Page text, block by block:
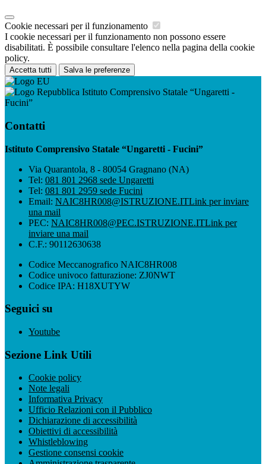
Cookie necessari per il funzionamento
I cookie necessari per il funzionamento non possono essere
disabilitati. È possibile consultare l'elenco nella pagina della cookie
policy.
Accetta tutti Salva le preferenze
Istituto Comprensivo Statale “Ungaretti -
Fucini”
Contatti
Istituto Comprensivo Statale “Ungaretti - Fucini”
Via Quarantola, 8 - 80054 Gragnano (NA)
Tel: 081 801 2968 sede Ungaretti
Tel: 081 801 2959 sede Fucini
Email: NAIC8HR008@ISTRUZIONE.ITLink per inviare
una mail
PEC: NAIC8HR008@PEC.ISTRUZIONE.ITLink per
inviare una mail
C.F.: 90112630638
Codice Meccanografico NAIC8HR008
Codice univoco fatturazione: ZJ0NWT
Codice IPA: H18XUTYW
Seguici su
Youtube
Sezione Link Utili
Cookie policy
Note legali
Informativa Privacy
Ufficio Relazioni con il Pubblico
Dichiarazione di accessibilità
Obiettivi di accessibilità
Whistleblowing
Gestione consensi cookie